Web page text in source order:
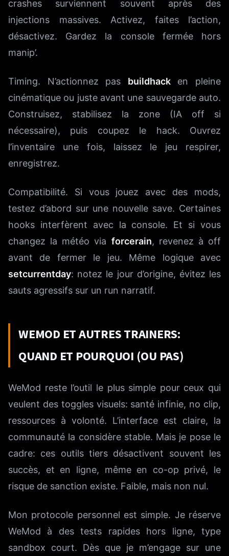
crashes surviennent souvent après des
injections massives. Activez, faites l’action,
désactivez. Gardez la console fermée hors
manip’.
Timing. N’actionnez pas buildhacken pleine
cinématique ou juste avant une sauvegarde auto.
Construisez, stabilisez la zone (IA off si
nécessaire), puis coupez le hack. Ouvrez
l’inventaire une fois, laissez le jeu respirer,
enregistrez.
Compatibilité. Si vous jouez avec des mods,
testez d’abord sur une nouvelle save. Certaines
hooks interfèrent avec la console. Et si vous
changez la météo via forcerain, revenez à off
avant de fermer le jeu. Même logique avec
setcurrentday: notez le jour d’origine, évitez les
sauts agressifs sur un run narratif.
WEMOD ET AUTRES TRAINERS:
QUAND ET POURQUOI (OU PAS)
WeMod reste l’outil le plus simple pour ceux qui
veulent des toggles visuels: santé infinie, no clip,
ressources à volonté. L’interface est claire, la
communauté la considère stable. Mais je pose le
cadre: ces outils tiers désactivent souvent les
succès, et en ligne, même en co-op privé, le
risque de sanction existe. Faible, mais non nul.
Mon protocole personnel est simple. Je réserve
WeMod à des tests rapides hors ligne, type
sandbox court. Dès que je m’engage sur une